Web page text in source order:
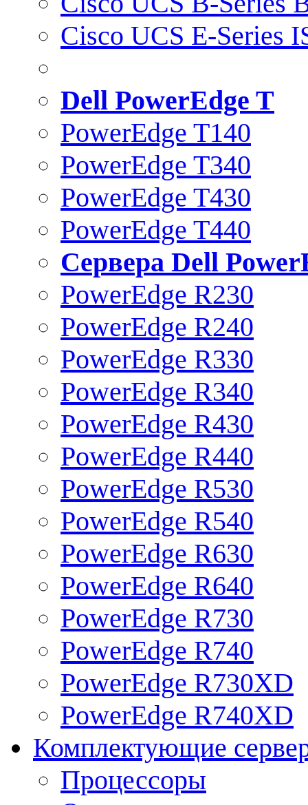
Cisco UCS E-Series
Dell PowerEdge T
PowerEdge T140
PowerEdge T340
PowerEdge T430
PowerEdge T440
Сервера Dell
PowerEdge R230
PowerEdge R240
PowerEdge R330
PowerEdge R340
PowerEdge R430
PowerEdge R440
PowerEdge R530
PowerEdge R540
PowerEdge R630
PowerEdge R640
PowerEdge R730
PowerEdge R740
PowerEdge R730XD
PowerEdge R740XD
Комплектующие
Процессоры